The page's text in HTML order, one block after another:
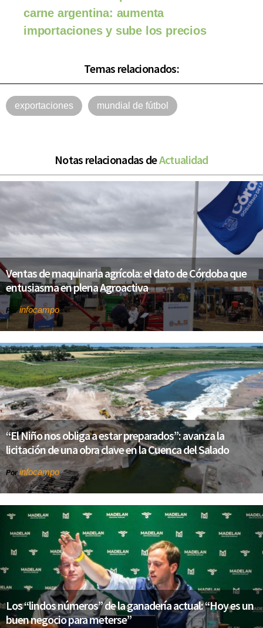
carne argentina: aumenta
importaciones y sube los precios
Temas relacionados:
exportaciones mundial de fútbol
Notas relacionadas deActualidad
Ventas de maquinaria agrícola: el dato de Córdoba que
entusiasma en plena Agroactiva
Porinfocampo
“El Niño nos obliga a estar preparados”: avanza la
licitación de una obra clave en la Cuenca del Salado
Porinfocampo
Los “lindos números” de la ganadería actual: “Hoy es un
buen negocio para meterse”